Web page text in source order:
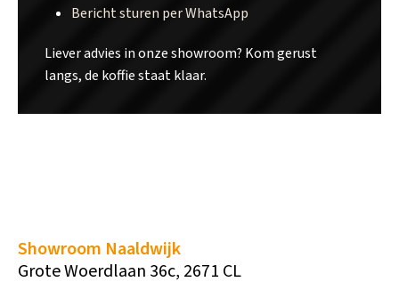
Bericht sturen per WhatsApp
Liever advies in onze showroom? Kom gerust
langs, de koffie staat klaar.
Showroom Naaldwijk
Grote Woerdlaan 36c, 2671 CL